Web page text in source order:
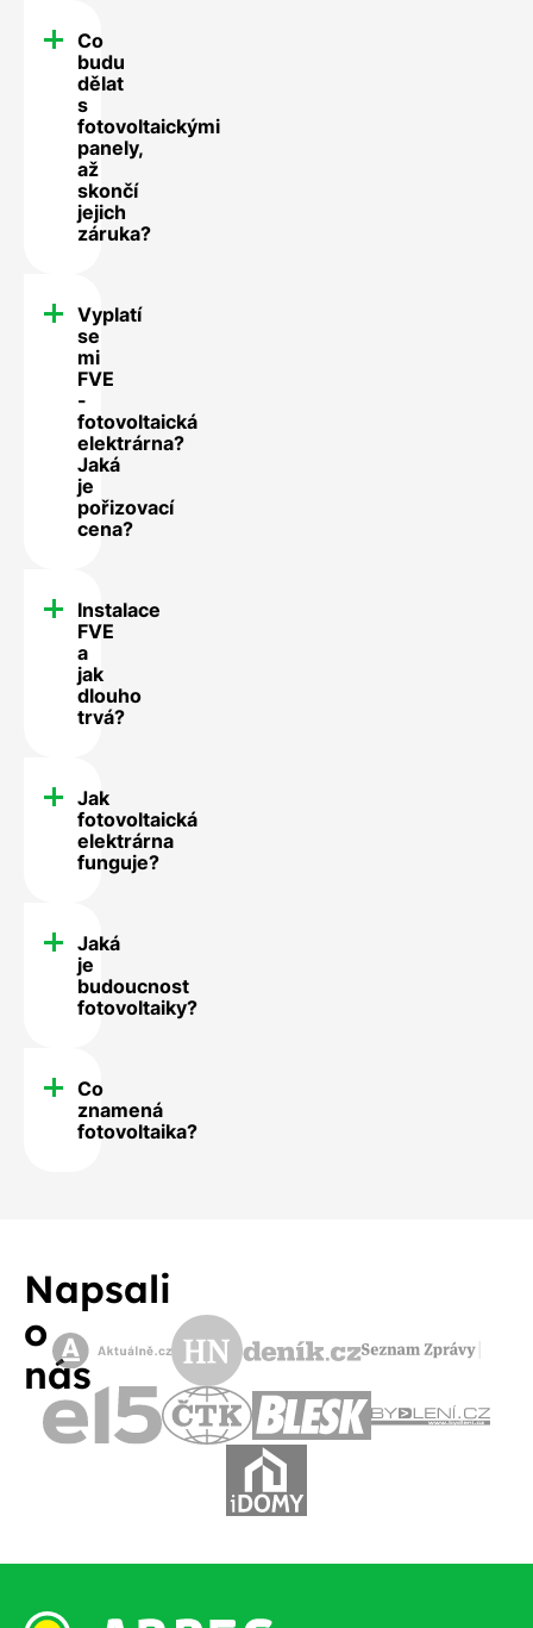
Co
budu
dělat
s
fotovoltaickými
panely,
až
skončí
jejich
záruka?
Vyplatí
se
mi
FVE
-
fotovoltaická
elektrárna?
Jaká
je
pořizovací
cena?
Instalace
FVE
a
jak
dlouho
trvá?
Jak
fotovoltaická
elektrárna
funguje?
Jaká
je
budoucnost
fotovoltaiky?
Co
znamená
fotovoltaika?
Napsali
o
nás